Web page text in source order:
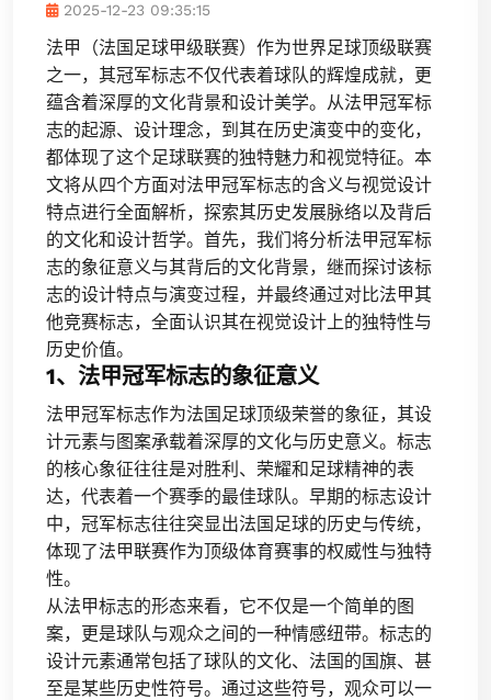
2025-12-23 09:35:15
法甲（法国足球甲级联赛）作为世界足球顶级联赛
之一，其冠军标志不仅代表着球队的辉煌成就，更
蕴含着深厚的文化背景和设计美学。从法甲冠军标
志的起源、设计理念，到其在历史演变中的变化，
都体现了这个足球联赛的独特魅力和视觉特征。本
文将从四个方面对法甲冠军标志的含义与视觉设计
特点进行全面解析，探索其历史发展脉络以及背后
的文化和设计哲学。首先，我们将分析法甲冠军标
志的象征意义与其背后的文化背景，继而探讨该标
志的设计特点与演变过程，并最终通过对比法甲其
他竞赛标志，全面认识其在视觉设计上的独特性与
历史价值。
1、法甲冠军标志的象征意义
法甲冠军标志作为法国足球顶级荣誉的象征，其设
计元素与图案承载着深厚的文化与历史意义。标志
的核心象征往往是对胜利、荣耀和足球精神的表
达，代表着一个赛季的最佳球队。早期的标志设计
中，冠军标志往往突显出法国足球的历史与传统，
体现了法甲联赛作为顶级体育赛事的权威性与独特
性。
从法甲标志的形态来看，它不仅是一个简单的图
案，更是球队与观众之间的一种情感纽带。标志的
设计元素通常包括了球队的文化、法国的国旗、甚
至是某些历史性符号。通过这些符号，观众可以一